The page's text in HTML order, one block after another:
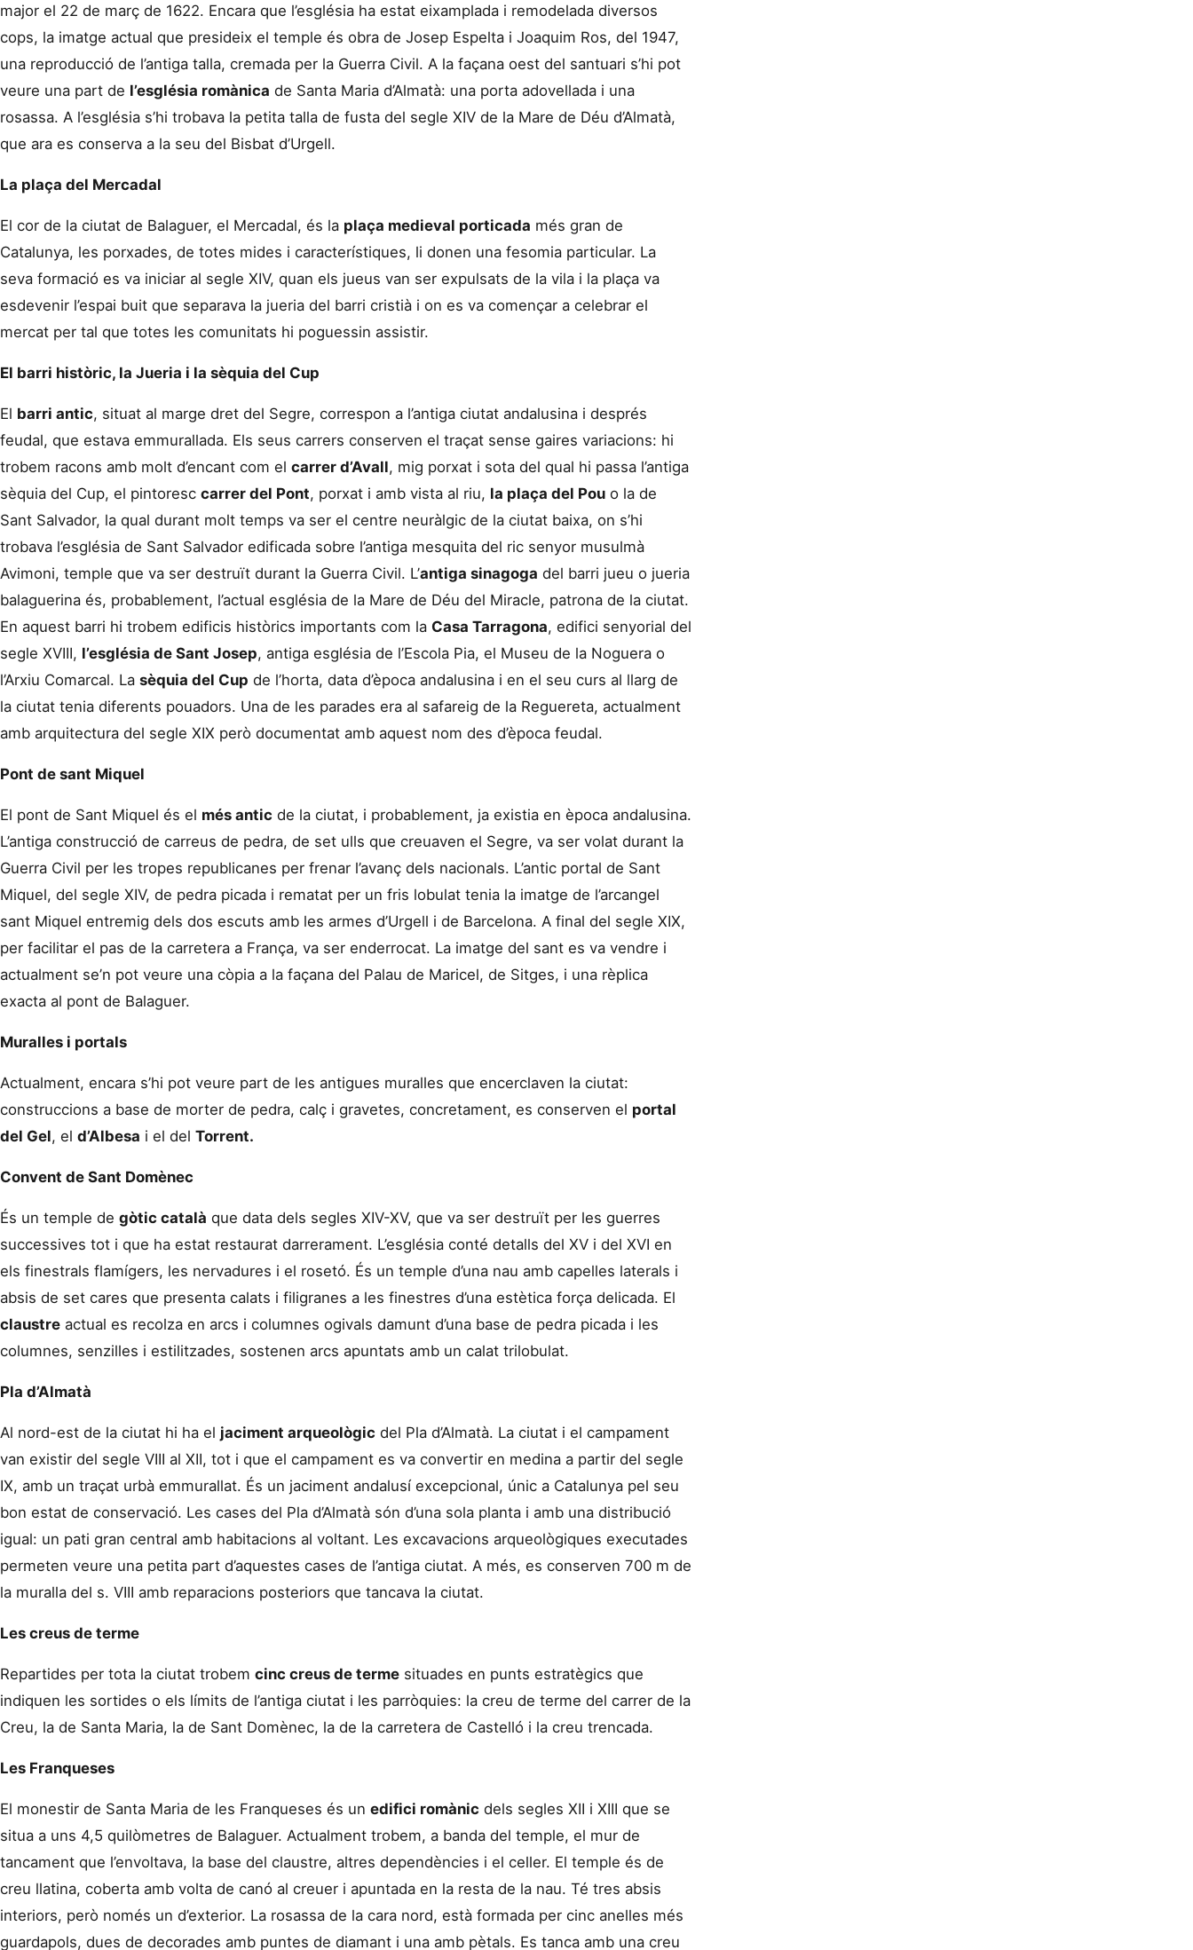
major el 22 de març de 1622. Encara que l’església ha estat eixamplada i remodelada diversos
cops, la imatge actual que presideix el temple és obra de Josep Espelta i Joaquim Ros, del 1947,
una reproducció de l’antiga talla, cremada per la Guerra Civil. A la façana oest del santuari s’hi pot
veure una part de l’església romànica de Santa Maria d’Almatà: una porta adovellada i una
rosassa. A l’església s’hi trobava la petita talla de fusta del segle XIV de la Mare de Déu d’Almatà,
que ara es conserva a la seu del Bisbat d’Urgell.
La plaça del Mercadal
El cor de la ciutat de Balaguer, el Mercadal, és la plaça medieval porticada més gran de
Catalunya, les porxades, de totes mides i característiques, li donen una fesomia particular. La
seva formació es va iniciar al segle XIV, quan els jueus van ser expulsats de la vila i la plaça va
esdevenir l’espai buit que separava la jueria del barri cristià i on es va començar a celebrar el
mercat per tal que totes les comunitats hi poguessin assistir.
El barri històric, la Jueria i la sèquia del Cup
El barri antic, situat al marge dret del Segre, correspon a l’antiga ciutat andalusina i després
feudal, que estava emmurallada. Els seus carrers conserven el traçat sense gaires variacions: hi
trobem racons amb molt d’encant com el carrer d’Avall, mig porxat i sota del qual hi passa l’antiga
sèquia del Cup, el pintoresc carrer del Pont, porxat i amb vista al riu, la plaça del Pou o la de
Sant Salvador, la qual durant molt temps va ser el centre neuràlgic de la ciutat baixa, on s’hi
trobava l’església de Sant Salvador edificada sobre l’antiga mesquita del ric senyor musulmà
Avimoni, temple que va ser destruït durant la Guerra Civil. L’antiga sinagoga del barri jueu o jueria
balaguerina és, probablement, l’actual església de la Mare de Déu del Miracle, patrona de la ciutat.
En aquest barri hi trobem edificis històrics importants com la Casa Tarragona, edifici senyorial del
segle XVIII, l’església de Sant Josep, antiga església de l’Escola Pia, el Museu de la Noguera o
l’Arxiu Comarcal. La sèquia del Cup de l’horta, data d’època andalusina i en el seu curs al llarg de
la ciutat tenia diferents pouadors. Una de les parades era al safareig de la Reguereta, actualment
amb arquitectura del segle XIX però documentat amb aquest nom des d’època feudal.
Pont de sant Miquel
El pont de Sant Miquel és el més antic de la ciutat, i probablement, ja existia en època andalusina.
L’antiga construcció de carreus de pedra, de set ulls que creuaven el Segre, va ser volat durant la
Guerra Civil per les tropes republicanes per frenar l’avanç dels nacionals. L’antic portal de Sant
Miquel, del segle XIV, de pedra picada i rematat per un fris lobulat tenia la imatge de l’arcangel
sant Miquel entremig dels dos escuts amb les armes d’Urgell i de Barcelona. A final del segle XIX,
per facilitar el pas de la carretera a França, va ser enderrocat. La imatge del sant es va vendre i
actualment se’n pot veure una còpia a la façana del Palau de Maricel, de Sitges, i una rèplica
exacta al pont de Balaguer.
Muralles i portals
Actualment, encara s’hi pot veure part de les antigues muralles que encerclaven la ciutat:
construccions a base de morter de pedra, calç i gravetes, concretament, es conserven el portal
del Gel, el d’Albesa i el del Torrent.
Convent de Sant Domènec
És un temple de gòtic català que data dels segles XIV-XV, que va ser destruït per les guerres
successives tot i que ha estat restaurat darrerament. L’església conté detalls del XV i del XVI en
els finestrals flamígers, les nervadures i el rosetó. És un temple d’una nau amb capelles laterals i
absis de set cares que presenta calats i filigranes a les finestres d’una estètica força delicada. El
claustre actual es recolza en arcs i columnes ogivals damunt d’una base de pedra picada i les
columnes, senzilles i estilitzades, sostenen arcs apuntats amb un calat trilobulat.
Pla d’Almatà
Al nord-est de la ciutat hi ha el jaciment arqueològic del Pla d’Almatà. La ciutat i el campament
van existir del segle VIII al XII, tot i que el campament es va convertir en medina a partir del segle
IX, amb un traçat urbà emmurallat. És un jaciment andalusí excepcional, únic a Catalunya pel seu
bon estat de conservació. Les cases del Pla d’Almatà són d’una sola planta i amb una distribució
igual: un pati gran central amb habitacions al voltant. Les excavacions arqueològiques executades
permeten veure una petita part d’aquestes cases de l’antiga ciutat. A més, es conserven 700 m de
la muralla del s. VIII amb reparacions posteriors que tancava la ciutat.
Les creus de terme
Repartides per tota la ciutat trobem cinc creus de terme situades en punts estratègics que
indiquen les sortides o els límits de l’antiga ciutat i les parròquies: la creu de terme del carrer de la
Creu, la de Santa Maria, la de Sant Domènec, la de la carretera de Castelló i la creu trencada.
Les Franqueses
El monestir de Santa Maria de les Franqueses és un edifici romànic dels segles XII i XIII que se
situa a uns 4,5 quilòmetres de Balaguer. Actualment trobem, a banda del temple, el mur de
tancament que l’envoltava, la base del claustre, altres dependències i el celler. El temple és de
creu llatina, coberta amb volta de canó al creuer i apuntada en la resta de la nau. Té tres absis
interiors, però només un d’exterior. La rosassa de la cara nord, està formada per cinc anelles més
guardapols, dues de decorades amb puntes de diamant i una amb pètals. Es tanca amb una creu